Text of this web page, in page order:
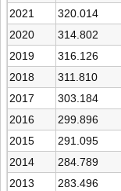
2021 320.014
2020 314.802
2019 316.126
2018 311.810
2017 303.184
2016 299.896
2015 291.095
2014 284.789
2013 283.496